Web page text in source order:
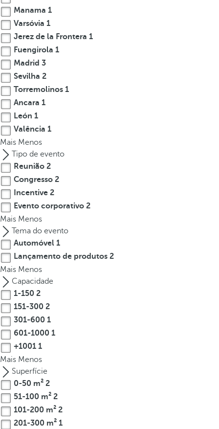
r
o
w
k
e
y
t
o
a
v
i
g
a
t
e
t
o
t
h
f
i
r
s
t
o
p
t
i
o
n
o
t
h
Manama 1
Varsóvia 1
Jerez de la Frontera 1
Fuengirola 1
Madrid 3
Sevilha 2
Torremolinos 1
Ancara 1
León 1
Valência 1
Mais Menos
Tipo de evento
Reunião 2
Congresso 2
Incentive 2
Evento corporativo 2
Mais Menos
Tema do evento
Automóvel 1
Lançamento de produtos 2
Mais Menos
Capacidade
1-150 2
151-300 2
301-600 1
601-1000 1
+1001 1
Mais Menos
Superfície
0-50 m² 2
51-100 m² 2
101-200 m² 2
201-300 m² 1